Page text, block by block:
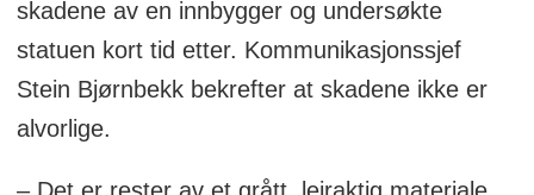
skadene av en innbygger og undersøkte
statuen kort tid etter. Kommunikasjonssjef
Stein Bjørnbekk bekrefter at skadene ikke er
alvorlige.